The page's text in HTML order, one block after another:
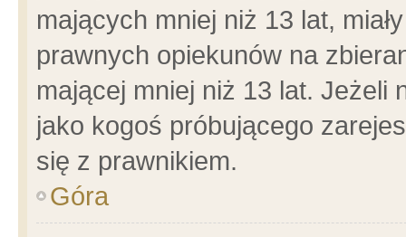
mających mniej niż 13 lat,
prawnych opiekunów na
mającej mniej niż 13 lat. Jeżeli
jako kogoś próbującego
się z prawnikiem.
Góra